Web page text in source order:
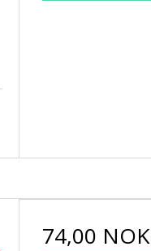
74,00 NOK